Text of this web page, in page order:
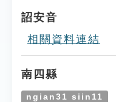
詔安音
相關資料連結
南四縣
ngian31 siin11